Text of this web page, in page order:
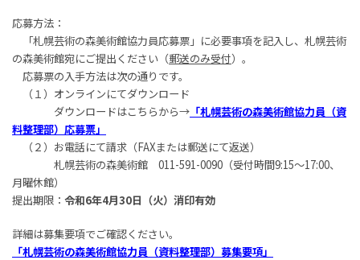
応募方法：
「札幌芸術の森美術館協力員応募票」に必要事項を記入し、札幌芸術
の森美術館宛にご提出ください（郵送のみ受付）。
応募票の入手方法は次の通りです。
（１）オンラインにてダウンロード
ダウンロードはこちらから→ 「札幌芸術の森美術館協力員（資
料整理部）応募票」
（２）お電話にて請求（FAXまたは郵送にて返送）
札幌芸術の森美術館 011-591-0090（受付時間9:15～17:00、
月曜休館）
提出期限： 令和6年4月30日（火）消印有効
詳細は募集要項でご確認ください。
「札幌芸術の森美術館協力員（資料整理部）募集要項」